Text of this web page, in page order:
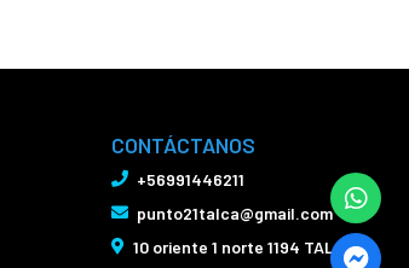
CONTÁCTANOS
+56991446211
punto21talca@gmail.com
10 oriente 1 norte 1194 TALCA